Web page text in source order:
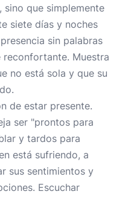
sino que simplemente
siete días y noches
sin palabras
reconfortante. Muestra
no está sola y que su
de estar presente.
ser "prontos para
y tardos para
está sufriendo, a
sus sentimientos y
Escuchar